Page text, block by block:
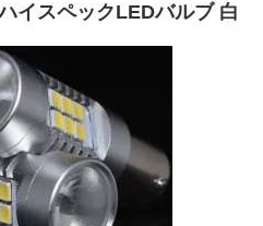
イスペックLEDバルブ 白